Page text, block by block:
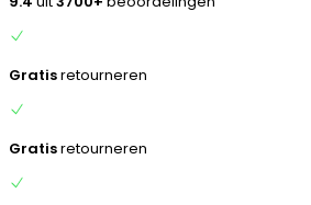
Gratisretourneren
Gratisretourneren